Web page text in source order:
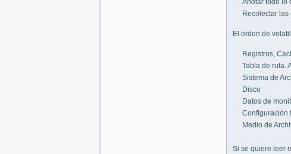
Anotar todo lo
Recolectar
El orden de
Registros,
Tabla de ruta.
Sistema de
Disco
Datos de
Configuración
Medio de
Si se quiere leer